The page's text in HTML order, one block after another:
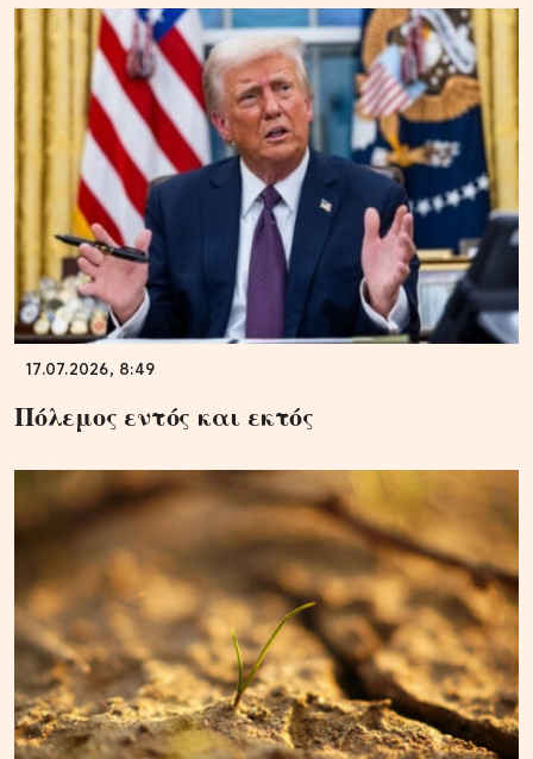
17.07.2026, 8:49
Πόλεμος εντός και εκτός